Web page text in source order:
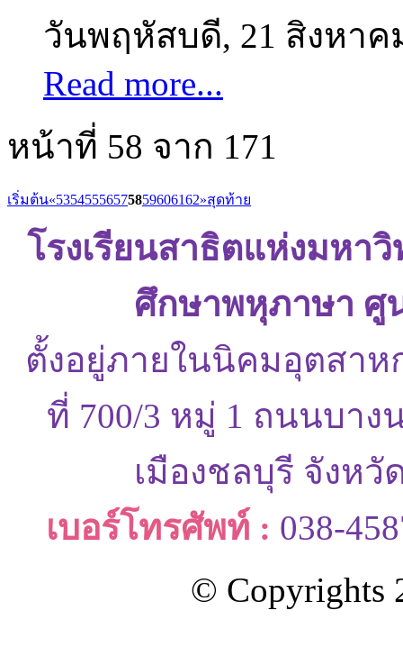
วันพฤหัสบดี, 21 สิงหาค
Read more...
หน้าที่ 58 จาก 171
เริ่มต้น«53545556575859606162»สุดท้าย
โรงเรียนสาธิตแห่งมหา
ศึกษาพหุภาษา ศู
ตั้งอยู่ภายในนิคมอุตสาห
ที่ 700/3 หมู่ 1 ถนนบาง
เมืองชลบุรี จังห
เบอร์โทรศัพท์ : 038-
© Copyrights